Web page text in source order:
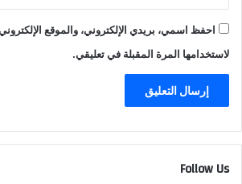
احفظ اسمي، بريدي الإلكتروني، والموقع
لاستخدامها المرة المقبلة في تعليقي.
Follow Us